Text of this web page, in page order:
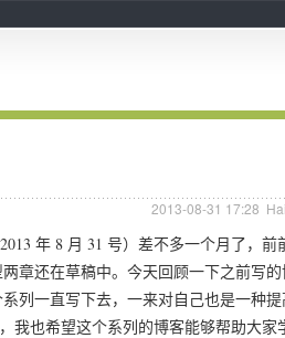
2013-08-31 17:28
年 8 月 31 号）差不多一个月了，
章还在草稿中。今天回顾一下之前写
列一直写下去，一来对自己也是一种
我也希望这个系列的博客能够帮助大家